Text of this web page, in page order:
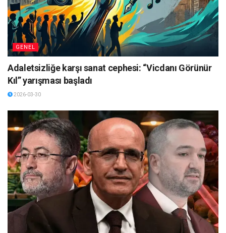
GENEL
Adaletsizliğe karşı sanat cephesi: “Vicdanı Görünür
Kıl” yarışması başladı
2026-03-30